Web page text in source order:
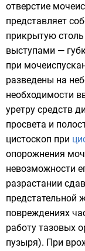
отверстие
представляет
прикрытую
выступами —
при
разведены на
необходимости
уретру средств
просвета и
цистоскоп при
опорожнения
невозможности
разрастании
предстательной
повреждениях
работу тазовых
пузыря). При